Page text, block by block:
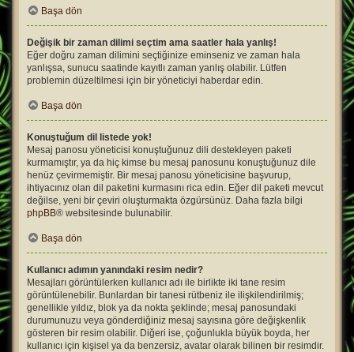
Başa dön
Değişik bir zaman dilimi seçtim ama saatler hala yanlış!
Eğer doğru zaman dilimini seçtiğinize eminseniz ve zaman hala
yanlışsa, sunucu saatinde kayıtlı zaman yanlış olabilir. Lütfen
problemin düzeltilmesi için bir yöneticiyi haberdar edin.
Başa dön
Konuştuğum dil listede yok!
Mesaj panosu yöneticisi konuştuğunuz dili destekleyen paketi
kurmamıştır, ya da hiç kimse bu mesaj panosunu konuştuğunuz dile
henüz çevirmemiştir. Bir mesaj panosu yöneticisine başvurup,
ihtiyacınız olan dil paketini kurmasını rica edin. Eğer dil paketi mevcut
değilse, yeni bir çeviri oluşturmakta özgürsünüz. Daha fazla bilgi
phpBB® websitesinde bulunabilir.
Başa dön
Kullanıcı adımın yanındaki resim nedir?
Mesajları görüntülerken kullanıcı adı ile birlikte iki tane resim
görüntülenebilir. Bunlardan bir tanesi rütbeniz ile ilişkilendirilmiş;
genellikle yıldız, blok ya da nokta şeklinde; mesaj panosundaki
durumunuzu veya gönderdiğiniz mesaj sayısına göre değişkenlik
gösteren bir resim olabilir. Diğeri ise, çoğunlukla büyük boyda, her
kullanıcı için kişisel ya da benzersiz, avatar olarak bilinen bir resimdir.